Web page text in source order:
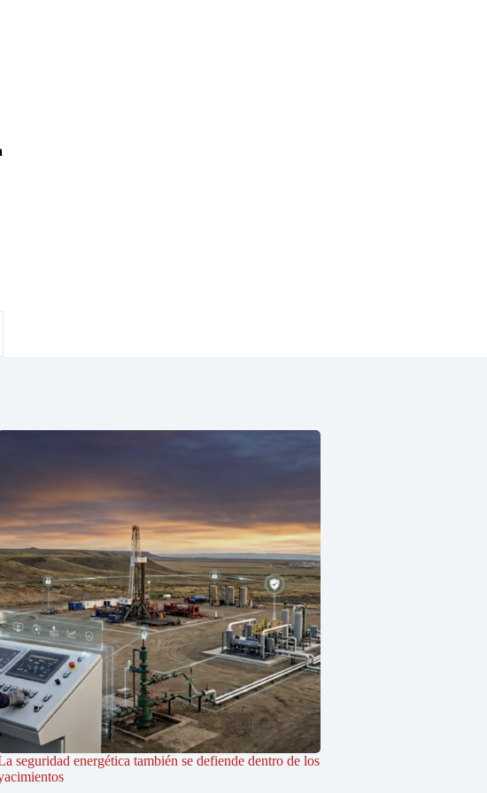
seguridad energética también se defiende dentro de los